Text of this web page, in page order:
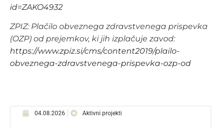
id=ZAKO4932
ZPIZ: Plačilo obveznega zdravstvenega prispevka
(OZP) od prejemkov, ki jih izplačuje zavod:
https://www.zpiz.si/cms/content2019/plailo-
obveznega-zdravstvenega-prispevka-ozp-od
04.08.2026 Aktivni projekti